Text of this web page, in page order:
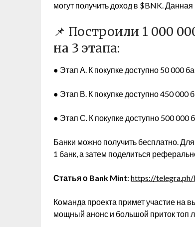
могут получить доход в $BNK.
📌 Построили 1 000
на 3 этапа:
● Этап А. К покупке доступно 50 000
● Этап В. К покупке доступно 450 000
● Этап С. К покупке доступно 500 000
Банки можно получить бесплатно.
1 банк, а затем поделиться
Статья о Bank Mint: https://
Команда проекта примет участие на
мощный анонс и большой приток топ